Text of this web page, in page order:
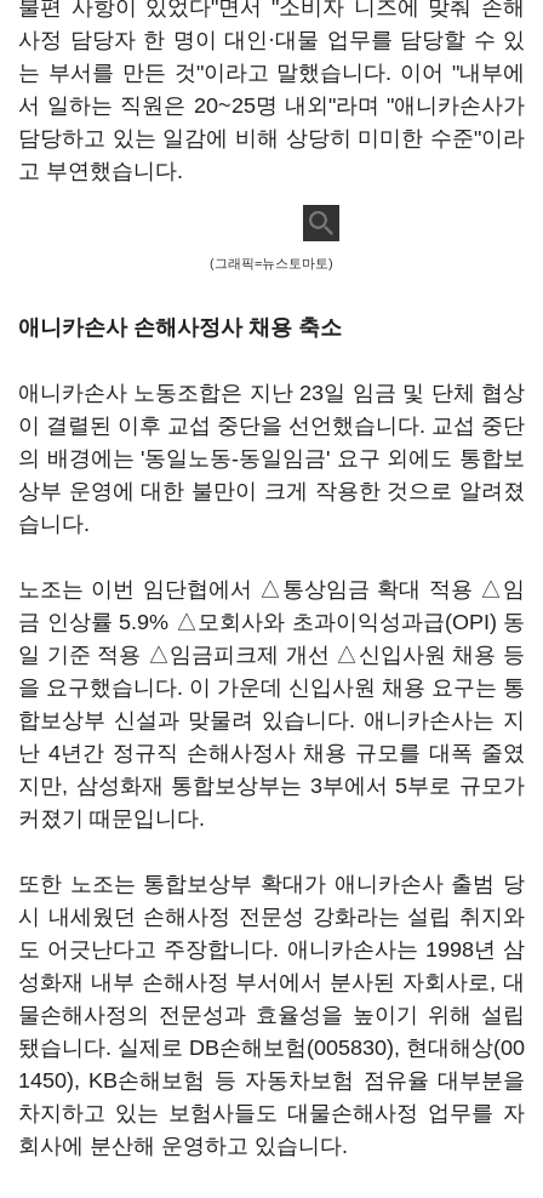
불편 사항이 있었다"면서 "소비자 니즈에 맞춰 손해
사정 담당자 한 명이 대인·대물 업무를 담당할 수 있
는 부서를 만든 것"이라고 말했습니다. 이어 "내부에
서 일하는 직원은 20~25명 내외"라며 "애니카손사가
담당하고 있는 일감에 비해 상당히 미미한 수준"이라
고 부연했습니다.
(그래픽=뉴스토마토)
애니카손사 손해사정사 채용 축소
애니카손사 노동조합은 지난 23일 임금 및 단체 협상
이 결렬된 이후 교섭 중단을 선언했습니다. 교섭 중단
의 배경에는 '동일노동-동일임금' 요구 외에도 통합보
상부 운영에 대한 불만이 크게 작용한 것으로 알려졌
습니다.
노조는 이번 임단협에서 △통상임금 확대 적용 △임
금 인상률 5.9% △모회사와 초과이익성과급(OPI) 동
일 기준 적용 △임금피크제 개선 △신입사원 채용 등
을 요구했습니다. 이 가운데 신입사원 채용 요구는 통
합보상부 신설과 맞물려 있습니다. 애니카손사는 지
난 4년간 정규직 손해사정사 채용 규모를 대폭 줄였
지만, 삼성화재 통합보상부는 3부에서 5부로 규모가
커졌기 때문입니다.
또한 노조는 통합보상부 확대가 애니카손사 출범 당
시 내세웠던 손해사정 전문성 강화라는 설립 취지와
도 어긋난다고 주장합니다. 애니카손사는 1998년 삼
성화재 내부 손해사정 부서에서 분사된 자회사로, 대
물손해사정의 전문성과 효율성을 높이기 위해 설립
됐습니다. 실제로 DB손해보험(005830), 현대해상(00
1450), KB손해보험 등 자동차보험 점유율 대부분을
차지하고 있는 보험사들도 대물손해사정 업무를 자
회사에 분산해 운영하고 있습니다.